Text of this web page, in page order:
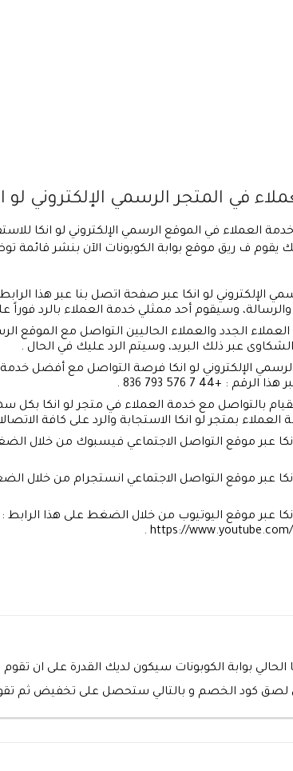
المتجر الرسمي الإلكتروني لو انكا
العملاء في الموقع الرسمي الإلكتروني لو انكا
أو اجدد كود خصم لو انكا فعال 100%، لذلك يقوم ف ريق موقع بوابة
والرسالة، وسيقوم أحد ممثلي خدمة العملاء بالرد فوراً
الجدد والعملاء الحاليين التواصل مع الموقع
عبر ذلك البريد، وسيتم الرد عليك في الحال .
الإلكتروني لو انكا فرصة التواصل مع أفضل خدمة
7 576 793 836 .
بالتواصل مع خدمة العملاء في متجر لو انكا بكل
انكا عبر موقع التواصل الاجتماعي فيسبوك من خلال
عبر موقع التواصل الاجتماعي انستجرام من خلال
عبر موقع اليوتيوب من خلال الضغط على هذا الرابط :
https://www.youtube.com/
بوابة الكوبونات سيكون لديك القدرة على ان تقوم
كود الخصم و بالتالي ستحصل على تخفيض ثم تقوم